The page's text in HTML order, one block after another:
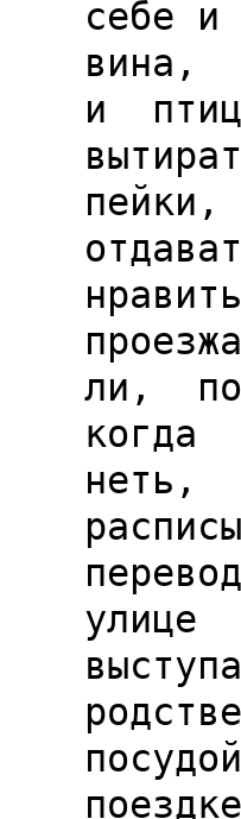
себе
вина,
и
ли,
когда
неть,
улице